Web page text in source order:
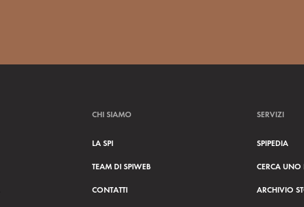
CHI SIAMO
LA SPI
TEAM DI SPIWEB
CONTATTI
SERVIZI
SPIPEDIA
CERCA UNO
ARCHIVIO